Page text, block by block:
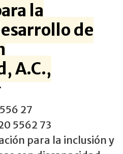
la
de
A.C.,
27
5562 73
para la inclusión y